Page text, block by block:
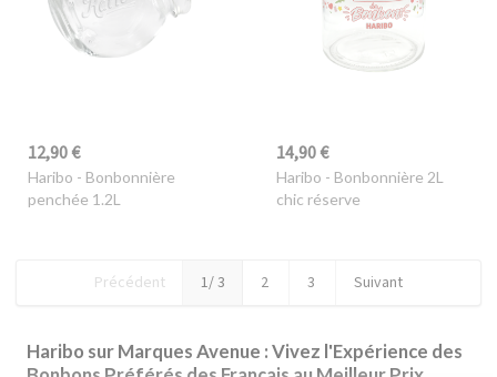
12,90 €
Haribo - Bonbonnière
penchée 1.2L
14,90 €
Haribo - Bonbonnière 2L
chic réserve
Précédent 1/ 3 2 3 Suivant
Haribo sur Marques Avenue : Vivez l'Expérience des